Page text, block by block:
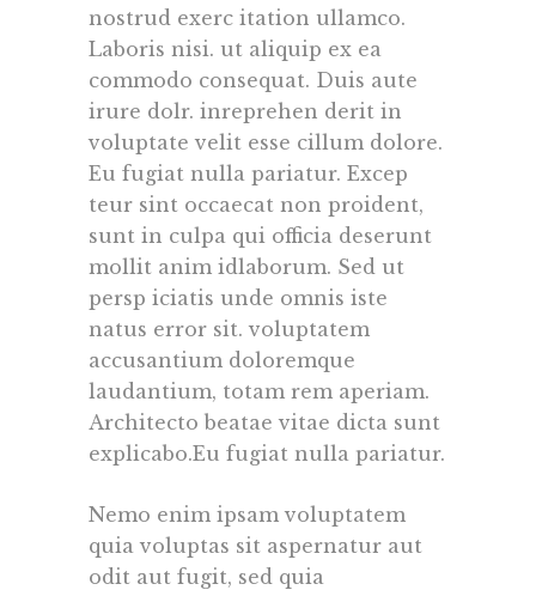
nostrud exerc itation ullamco.
Laboris nisi. ut aliquip ex ea
commodo consequat. Duis aute
irure dolr. inreprehen derit in
voluptate velit esse cillum dolore.
Eu fugiat nulla pariatur. Excep
teur sint occaecat non proident,
sunt in culpa qui officia deserunt
mollit anim idlaborum. Sed ut
persp iciatis unde omnis iste
natus error sit. voluptatem
accusantium doloremque
laudantium, totam rem aperiam.
Architecto beatae vitae dicta sunt
explicabo.Eu fugiat nulla pariatur.
Nemo enim ipsam voluptatem
quia voluptas sit aspernatur aut
odit aut fugit, sed quia